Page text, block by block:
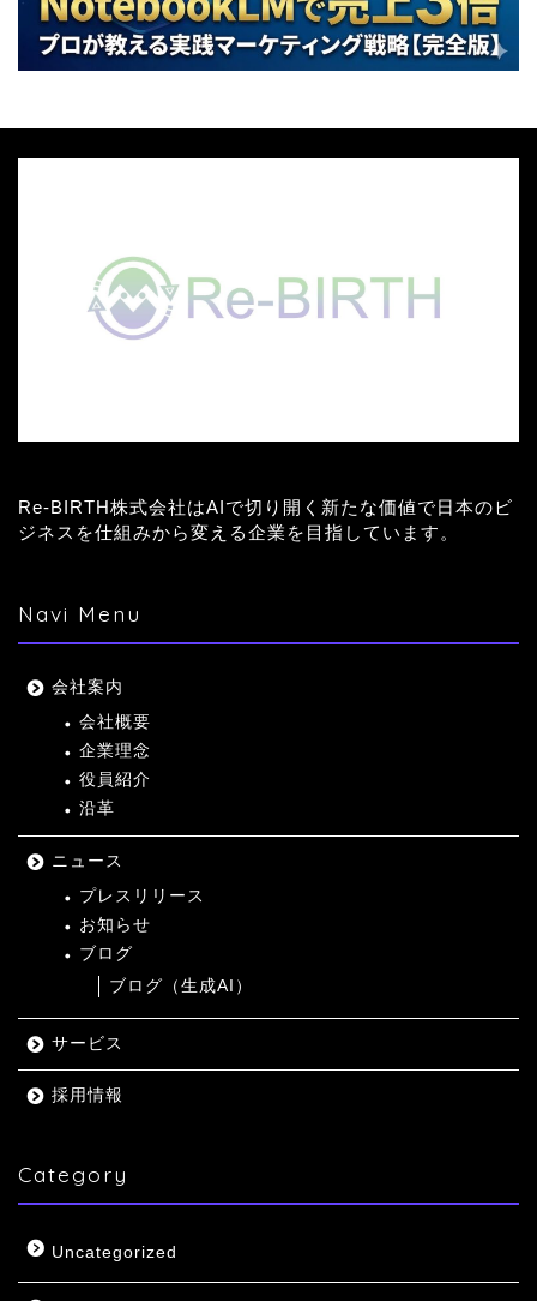
Re-BIRTH株式会社はAIで切り開く新たな価値で日本のビ
ジネスを仕組みから変える企業を目指しています。
Navi Menu
会社案内
会社概要
企業理念
役員紹介
沿革
ニュース
プレスリリース
お知らせ
ブログ
ブログ（生成AI）
サービス
採用情報
Category
Uncategorized